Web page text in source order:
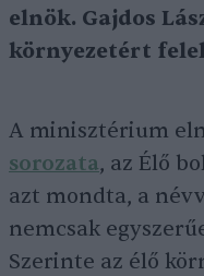
elnök. Gajdos
környezetért
A minisztérium
sorozata, az Élő
azt mondta, a
nemcsak
Szerinte az élő